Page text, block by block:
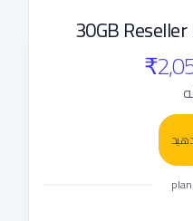
30GB